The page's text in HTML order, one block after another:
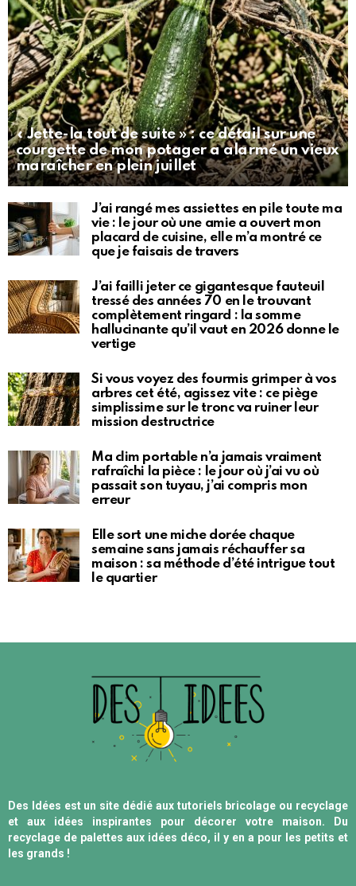
« Jette-la tout de suite » : ce détail sur une
courgette de mon potager a alarmé un vieux
maraîcher en plein juillet
J’ai rangé mes assiettes en pile toute ma
vie : le jour où une amie a ouvert mon
placard de cuisine, elle m’a montré ce
que je faisais de travers
J’ai failli jeter ce gigantesque fauteuil
tressé des années 70 en le trouvant
complètement ringard : la somme
hallucinante qu’il vaut en 2026 donne le
vertige
Si vous voyez des fourmis grimper à vos
arbres cet été, agissez vite : ce piège
simplissime sur le tronc va ruiner leur
mission destructrice
Ma clim portable n’a jamais vraiment
rafraîchi la pièce : le jour où j’ai vu où
passait son tuyau, j’ai compris mon
erreur
Elle sort une miche dorée chaque
semaine sans jamais réchauffer sa
maison : sa méthode d’été intrigue tout
le quartier
Des Idées est un site dédié aux tutoriels bricolage ou recyclage
et aux idées inspirantes pour décorer votre maison. Du
recyclage de palettes aux idées déco, il y en a pour les petits et
les grands !